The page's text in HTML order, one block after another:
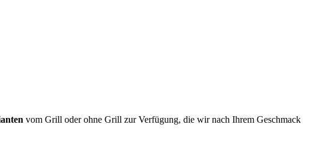
vom Grill oder ohne Grill zur Verfügung, die wir nach Ihrem Geschmack